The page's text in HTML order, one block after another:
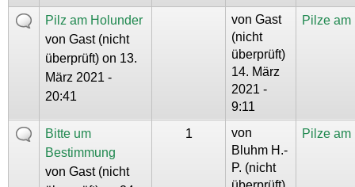
Pilz am Holunder
von Gast (nicht
überprüft) on 13.
März 2021 -
20:41
von Gast
(nicht
überprüft)
14. März
2021 -
9:11
Pilze am
Bitte um
Bestimmung
von Gast (nicht
1
von
Bluhm H.-
P. (nicht
Pilze am